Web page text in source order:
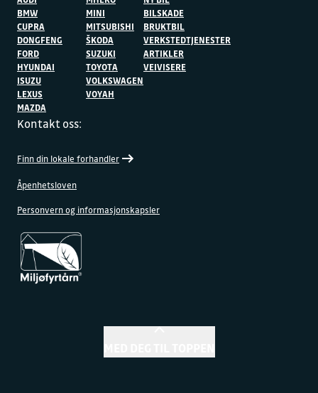
BMW
CUPRA
DONGFENG
FORD
HYUNDAI
ISUZU
LEXUS
MAZDA
MINI
MITSUBISHI
ŠKODA
SUZUKI
TOYOTA
VOLKSWAGEN
VOYAH
BILSKADE
BRUKTBIL
VERKSTEDTJENESTER
ARTIKLER
VEIVISERE
Kontakt oss:
Finn din lokale forhandler
Åpenhetsloven
Personvern og informasjonskapsler